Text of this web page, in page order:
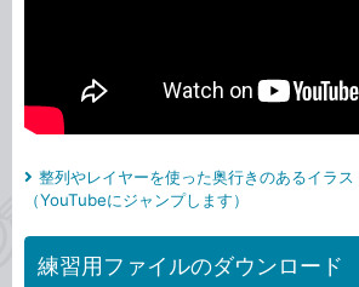
整列やレイヤーを使った奥行きのあるイラス
（YouTubeにジャンプします）
練習用ファイルのダウンロード